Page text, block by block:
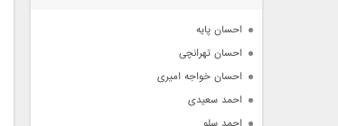
احسان پایه
احسان تهرانچی
احسان خواجه امیری
احمد سعیدی